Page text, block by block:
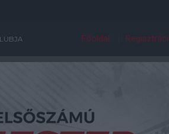
Főoldal